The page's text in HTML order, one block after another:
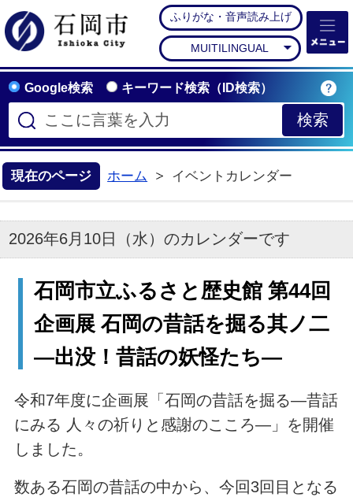
石岡市公式ホームペー
ふりがな・音声読み上げ
MUITILINGUAL
Google検索 キーワード検索（ID検索）
現在のページ ホーム イベントカレンダー
2026年6月10日（水）のカレンダーです
石岡市立ふるさと歴史館 第44回
企画展 石岡の昔話を掘る其ノ二
―出没！昔話の妖怪たち―
令和7年度に企画展「石岡の昔話を掘る―昔話
にみる 人々の祈りと感謝のこころ―」を開催
しました。
数ある石岡の昔話の中から、今回3回目となる